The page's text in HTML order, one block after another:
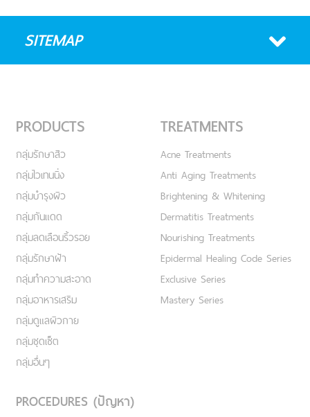
SITEMAP
PRODUCTS
กลุ่มรักษาสิว
กลุ่มไวเทนนิ่ง
กลุ่มบำรุงผิว
กลุ่มกันแดด
กลุ่มลดเลือนริ้วรอย
กลุ่มรักษาฝ้า
กลุ่มทำความสะอาด
กลุ่มอาหารเสริม
กลุ่มดูแลผิวกาย
กลุ่มชุดเซ็ต
กลุ่มอื่นๆ
TREATMENTS
Acne Treatments
Anti Aging Treatments
Brightening & Whitening
Dermatitis Treatments
Nourishing Treatments
Epidermal Healing Code Series
Exclusive Series
Mastery Series
PROCEDURES (ปัญหา)